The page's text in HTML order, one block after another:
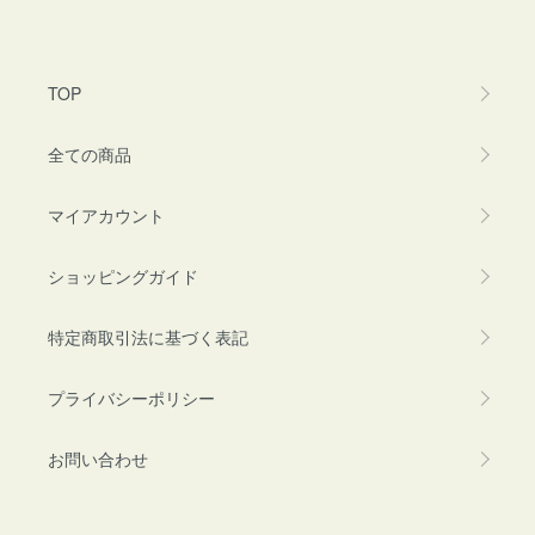
TOP
全ての商品
マイアカウント
ショッピングガイド
特定商取引法に基づく表記
プライバシーポリシー
お問い合わせ